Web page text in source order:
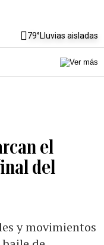
79°Lluvias aisladas
el
del
y movimientos